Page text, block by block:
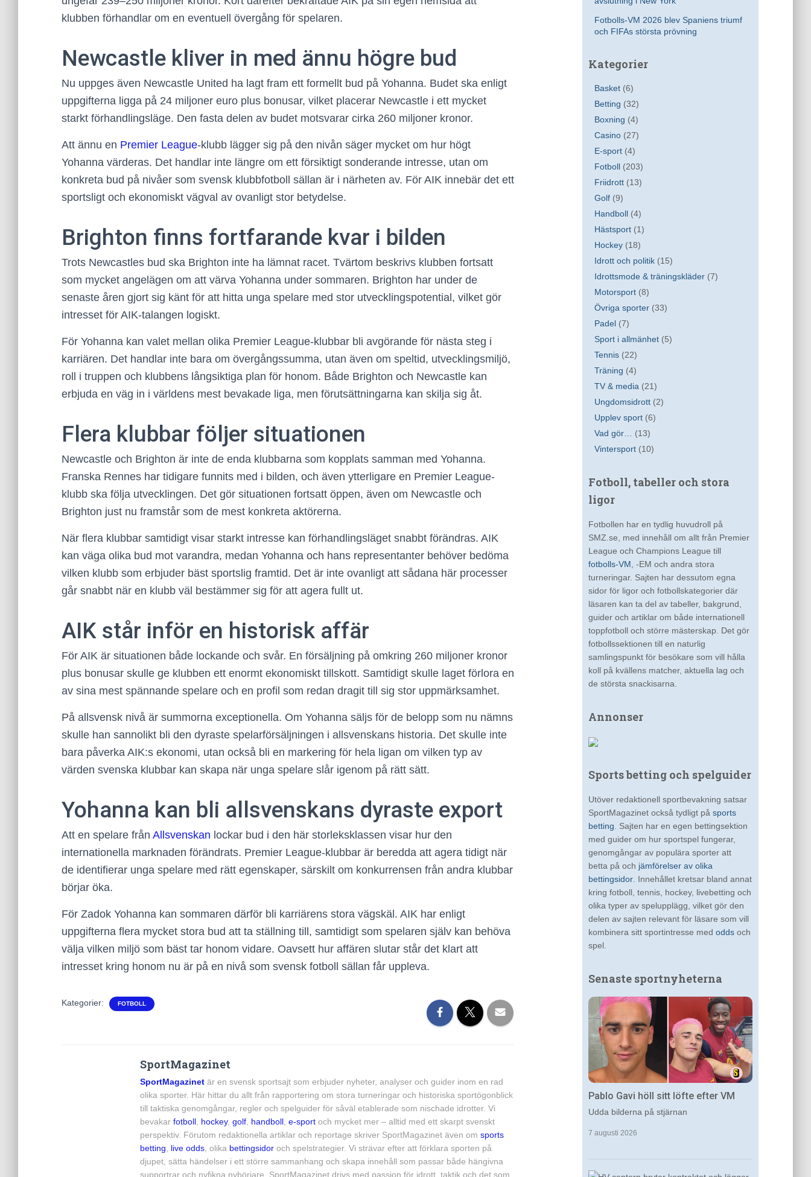
klubben förhandlar om en eventuell övergång för spelaren.
Newcastle kliver in med ännu högre bud
Nu uppges även Newcastle United ha lagt fram ett formellt bud på Yohanna. Budet ska enligt
uppgifterna ligga på 24 miljoner euro plus bonusar, vilket placerar Newcastle i ett mycket
starkt förhandlingsläge. Den fasta delen av budet motsvarar cirka 260 miljoner kronor.
Att ännu en Premier League-klubb lägger sig på den nivån säger mycket om hur högt
Yohanna värderas. Det handlar inte längre om ett försiktigt sonderande intresse, utan om
konkreta bud på nivåer som svensk klubbfotboll sällan är i närheten av. För AIK innebär det ett
sportsligt och ekonomiskt vägval av ovanligt stor betydelse.
Brighton finns fortfarande kvar i bilden
Trots Newcastles bud ska Brighton inte ha lämnat racet. Tvärtom beskrivs klubben fortsatt
som mycket angelägen om att värva Yohanna under sommaren. Brighton har under de
senaste åren gjort sig känt för att hitta unga spelare med stor utvecklingspotential, vilket gör
intresset för AIK-talangen logiskt.
För Yohanna kan valet mellan olika Premier League-klubbar bli avgörande för nästa steg i
karriären. Det handlar inte bara om övergångssumma, utan även om speltid, utvecklingsmiljö,
roll i truppen och klubbens långsiktiga plan för honom. Både Brighton och Newcastle kan
erbjuda en väg in i världens mest bevakade liga, men förutsättningarna kan skilja sig åt.
Flera klubbar följer situationen
Newcastle och Brighton är inte de enda klubbarna som kopplats samman med Yohanna.
Franska Rennes har tidigare funnits med i bilden, och även ytterligare en Premier League-
klubb ska följa utvecklingen. Det gör situationen fortsatt öppen, även om Newcastle och
Brighton just nu framstår som de mest konkreta aktörerna.
När flera klubbar samtidigt visar starkt intresse kan förhandlingsläget snabbt förändras. AIK
kan väga olika bud mot varandra, medan Yohanna och hans representanter behöver bedöma
vilken klubb som erbjuder bäst sportslig framtid. Det är inte ovanligt att sådana här processer
går snabbt när en klubb väl bestämmer sig för att agera fullt ut.
AIK står inför en historisk affär
För AIK är situationen både lockande och svår. En försäljning på omkring 260 miljoner kronor
plus bonusar skulle ge klubben ett enormt ekonomiskt tillskott. Samtidigt skulle laget förlora en
av sina mest spännande spelare och en profil som redan dragit till sig stor uppmärksamhet.
På allsvensk nivå är summorna exceptionella. Om Yohanna säljs för de belopp som nu nämns
skulle han sannolikt bli den dyraste spelarförsäljningen i allsvenskans historia. Det skulle inte
bara påverka AIK:s ekonomi, utan också bli en markering för hela ligan om vilken typ av
värden svenska klubbar kan skapa när unga spelare slår igenom på rätt sätt.
Yohanna kan bli allsvenskans dyraste export
Att en spelare från Allsvenskan lockar bud i den här storleksklassen visar hur den
internationella marknaden förändrats. Premier League-klubbar är beredda att agera tidigt när
de identifierar unga spelare med rätt egenskaper, särskilt om konkurrensen från andra klubbar
börjar öka.
För Zadok Yohanna kan sommaren därför bli karriärens stora vägskäl. AIK har enligt
uppgifterna flera mycket stora bud att ta ställning till, samtidigt som spelaren själv kan behöva
välja vilken miljö som bäst tar honom vidare. Oavsett hur affären slutar står det klart att
intresset kring honom nu är på en nivå som svensk fotboll sällan får uppleva.
Kategorier: FOTBOLL
SportMagazinet
SportMagazinetär en svensk sportsajt som erbjuder nyheter, analyser och guider inom en rad
olika sporter. Här hittar du allt från rapportering om stora turneringar och historiska sportögonblick
till taktiska genomgångar, regler och spelguider för såväl etablerade som nischade idrotter. Vi
bevakar fotboll, hockey, golf, handboll, e-sportoch mycket mer – alltid med ett skarpt svenskt
perspektiv. Förutom redaktionella artiklar och reportage skriver SportMagazinet även om sports
betting
live odds, olika bettingsidoroch spelstrategier. Vi strävar efter att förklara sporten på
djupet, sätta händelser i ett större sammanhang och skapa innehåll som passar både hängivna
supportrar och nyfikna nybörjare. SportMagazinet drivs med passion för idrott, taktik och det som
Fotbolls-VM 2026 blev Spaniens triumf
och FIFAs största prövning
Kategorier
Basket(6)
Betting (32)
Boxning (4)
Casino(27)
E-sport(4)
Fotboll(203)
Friidrott(13)
Golf(9)
Handboll(4)
Hästsport(1)
Hockey(18)
Idrott och politik(15)
Idrottsmode & träningskläder(7)
Motorsport(8)
Övriga sporter(33)
Padel(7)
Sport i allmänhet(5)
Tennis(22)
Träning (4)
TV & media (21)
Ungdomsidrott(2)
Upplev sport(6)
Vad gör…
(13)
Vintersport(10)
Fotboll, tabeller och stora
ligor
Fotbollen har en tydlig huvudroll på
SMZ.se, med innehåll om allt från Premier
League och Champions League till
fotbolls-VM , -EM och andra stora
turneringar. Sajten har dessutom egna
sidor för ligor och fotbollskategorier där
läsaren kan ta del av tabeller, bakgrund,
guider och artiklar om både internationell
toppfotboll och större mästerskap. Det gör
fotbollssektionen till en naturlig
samlingspunkt för besökare som vill hålla
koll på kvällens matcher, aktuella lag och
de största snackisarna.
Annonser
Sports betting och spelguider
Utöver redaktionell sportbevakning satsar
SportMagazinet också tydligt på sports
betting . Sajten har en egen bettingsektion
med guider om hur sportspel fungerar,
genomgångar av populära sporter att
betta på och jämförelser av olika
bettingsidor. Innehållet kretsar bland annat
kring fotboll, tennis, hockey, livebetting och
olika typer av spelupplägg, vilket gör den
delen av sajten relevant för läsare som vill
kombinera sitt sportintresse med oddsoch
spel.
Senaste sportnyheterna
Pablo Gavi höll sitt löfte efter VM
Udda bilderna på stjärnan
7 augusti 2026